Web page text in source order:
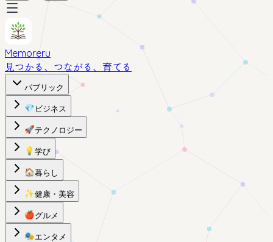
Memoreru
見つかる、つながる、育てる
パブリック
💎 ビジネス
🚀テクノロジー
💡 学び
🏠暮らし
✨健康・美容
🍎グルメ
🎭エンタメ